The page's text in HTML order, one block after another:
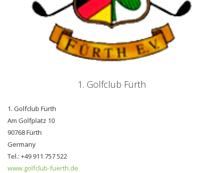
1. Golfclub Fürth
1. Golfclub Fürth
Am Golfplatz 10
90768 Fürth
Germany
Tel.: +49 911 757 522
www.golfclub-fuerth.de